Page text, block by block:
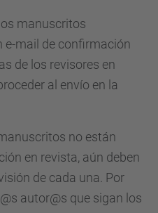
manuscritos
e-mail de confirmación
de los revisores en
al envío en la
no están
en revista, aún deben
de cada una. Por
autor@s que sigan los